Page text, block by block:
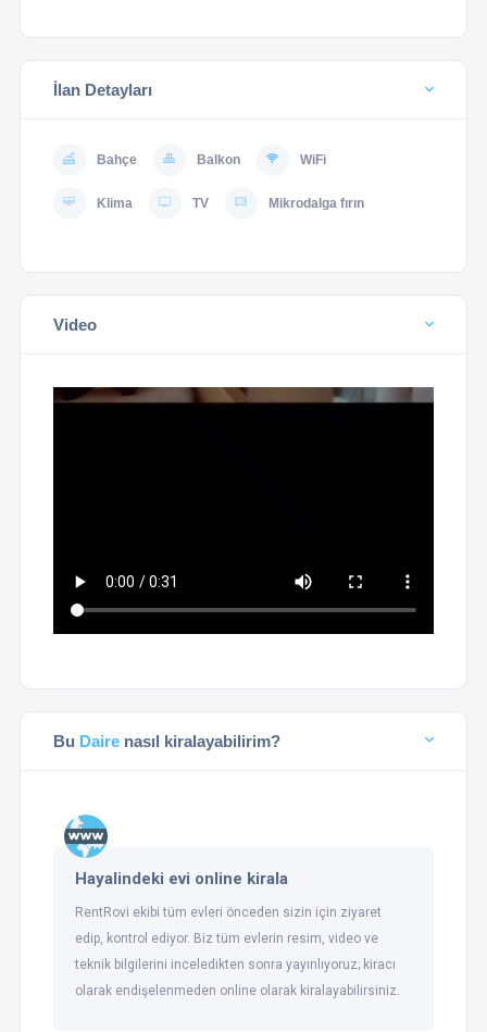
İlan Detayları
Bahçe Balkon WiFi
Klima TV Mikrodalga fırın
Video
Bu Daire nasıl kiralayabilirim?
Hayalindeki evi online kirala
RentRovi ekibi tüm evleri önceden sizin için ziyaret
edip, kontrol ediyor. Biz tüm evlerin resim, video ve
teknik bilgilerini inceledikten sonra yayınlıyoruz; kiracı
olarak endişelenmeden online olarak kiralayabilirsiniz.